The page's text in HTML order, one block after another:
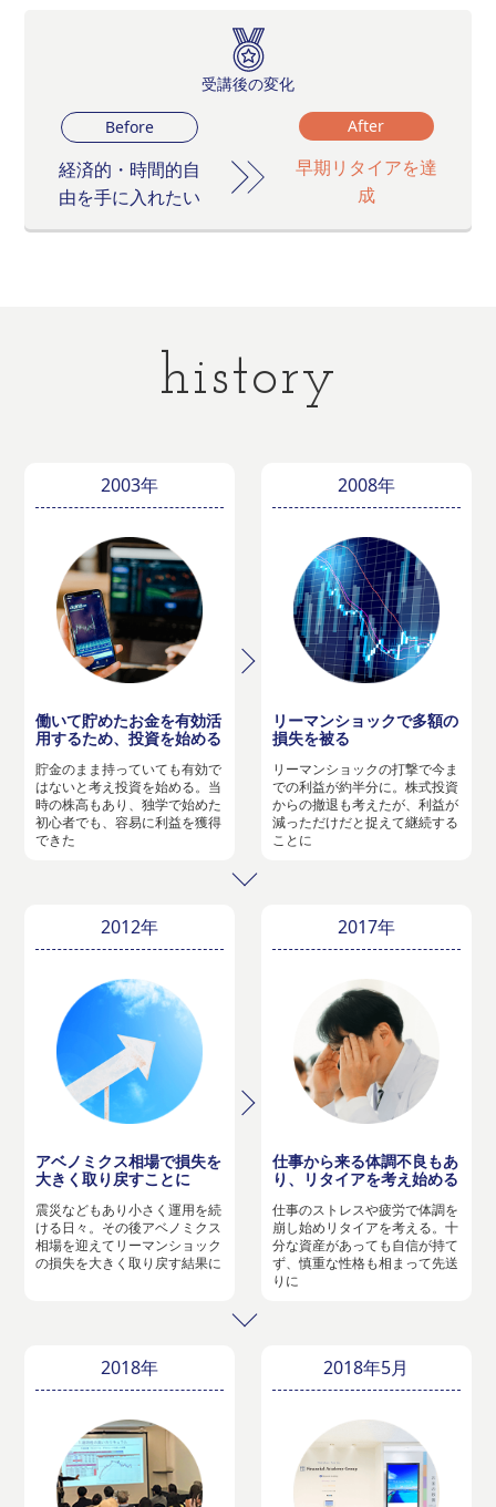
受講後の変化
Before
経済的・時間的自
由を手に入れたい
After
早期リタイアを達
成
history
2003年
働いて貯めたお金を有効活
用するため、投資を始める
貯金のまま持っていても有効で
はないと考え投資を始める。当
時の株高もあり、独学で始めた
初心者でも、容易に利益を獲得
できた
2008年
リーマンショックで多額の
損失を被る
リーマンショックの打撃で今ま
での利益が約半分に。株式投資
からの撤退も考えたが、利益が
減っただけだと捉えて継続する
ことに
2012年
アベノミクス相場で損失を
大きく取り戻すことに
震災などもあり小さく運用を続
ける日々。その後アベノミクス
相場を迎えてリーマンショック
の損失を大きく取り戻す結果に
2017年
仕事から来る体調不良もあ
り、リタイアを考え始める
仕事のストレスや疲労で体調を
崩し始めリタイアを考える。十
分な資産があっても自信が持て
ず、慎重な性格も相まって先送
りに
2018年 2018年5月